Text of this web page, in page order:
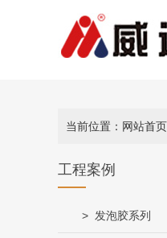
当前位置：网站首页
工程案例
发泡胶系列